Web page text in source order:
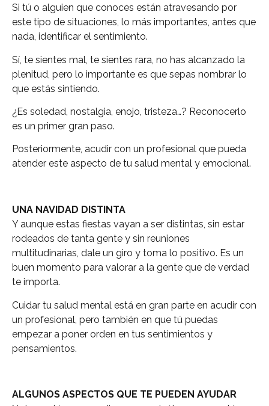
Si tú o alguien que conoces están atravesando por
este tipo de situaciones, lo más importantes, antes que
nada, identificar el sentimiento.
Sí, te sientes mal, te sientes rara, no has alcanzado la
plenitud, pero lo importante es que sepas nombrar lo
que estás sintiendo.
¿Es soledad, nostalgia, enojo, tristeza…? Reconocerlo
es un primer gran paso.
Posteriormente, acudir con un profesional que pueda
atender este aspecto de tu salud mental y emocional.
UNA NAVIDAD DISTINTA
Y aunque estas fiestas vayan a ser distintas, sin estar
rodeados de tanta gente y sin reuniones
multitudinarias, dale un giro y toma lo positivo. Es un
buen momento para valorar a la gente que de verdad
te importa.
Cuidar tu salud mental está en gran parte en acudir con
un profesional, pero también en que tú puedas
empezar a poner orden en tus sentimientos y
pensamientos.
ALGUNOS ASPECTOS QUE TE PUEDEN AYUDAR